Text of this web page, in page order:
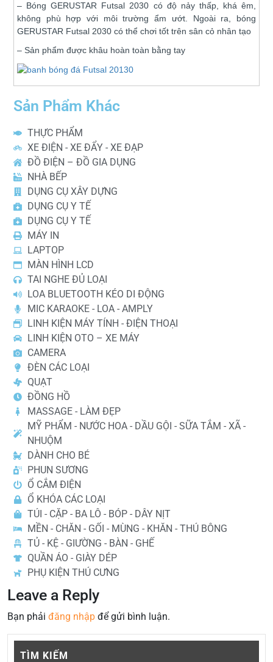
– Bóng GERUSTAR Futsal 2030 có độ nảy thấp, khá êm,
không phù hợp với môi trường ẩm ướt. Ngoài ra, bóng
GERUSTAR Futsal 2030 có thể chơi tốt trên sân cỏ nhân tạo
– Sản phẩm được khâu hoàn toàn bằng tay
Sản Phẩm Khác
THỰC PHẨM
XE ĐIỆN - XE ĐẨY - XE ĐẠP
ĐỒ ĐIỆN – ĐỒ GIA DỤNG
NHÀ BẾP
DỤNG CỤ XÂY DỰNG
DỤNG CỤ Y TẾ
DỤNG CỤ Y TẾ
MÁY IN
LAPTOP
MÀN HÌNH LCD
TAI NGHE ĐỦ LOẠI
LOA BLUETOOTH KÉO DI ĐỘNG
MIC KARAOKE - LOA - AMPLY
LINH KIỆN MÁY TÍNH - ĐIỆN THOẠI
LINH KIỆN OTO – XE MÁY
CAMERA
ĐÈN CÁC LOẠI
QUẠT
ĐỒNG HỒ
MASSAGE - LÀM ĐẸP
MỸ PHẨM - NƯỚC HOA - DẦU GỘI - SỮA TẮM - XÃ -
NHUỘM
DÀNH CHO BÉ
PHUN SƯƠNG
Ổ CẮM ĐIỆN
Ổ KHÓA CÁC LOẠI
TÚI - CẶP - BA LÔ - BÓP - DÂY NỊT
MỀN - CHĂN - GỐI - MÙNG - KHĂN - THÚ BÔNG
TỦ - KỆ - GIƯỜNG - BÀN - GHẾ
QUẦN ÁO - GIÀY DÉP
PHỤ KIỆN THÚ CƯNG
Leave a Reply
Bạn phải đăng nhập để gửi bình luận.
TÌM KIẾM